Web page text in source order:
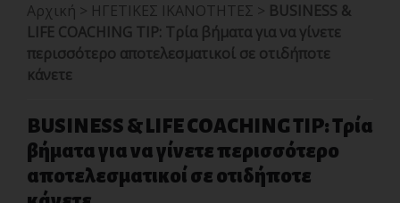
Αρχική > ΗΓΕΤΙΚΕΣ ΙΚΑΝΟΤΗΤΕΣ > BUSINESS &
LIFE COACHING TIP: Tρία βήματα για να γίνετε
περισσότερο αποτελεσματικοί σε οτιδήποτε
κάνετε
BUSINESS & LIFE COACHING TIP: Tρία
βήματα για να γίνετε περισσότερο
αποτελεσματικοί σε οτιδήποτε